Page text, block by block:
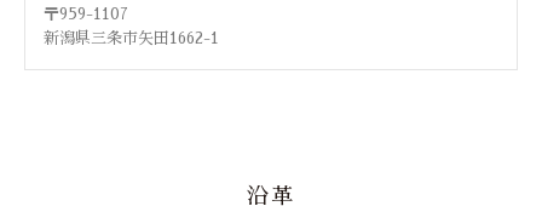
〒959-1107
新潟県三条市矢田1662-1
沿革